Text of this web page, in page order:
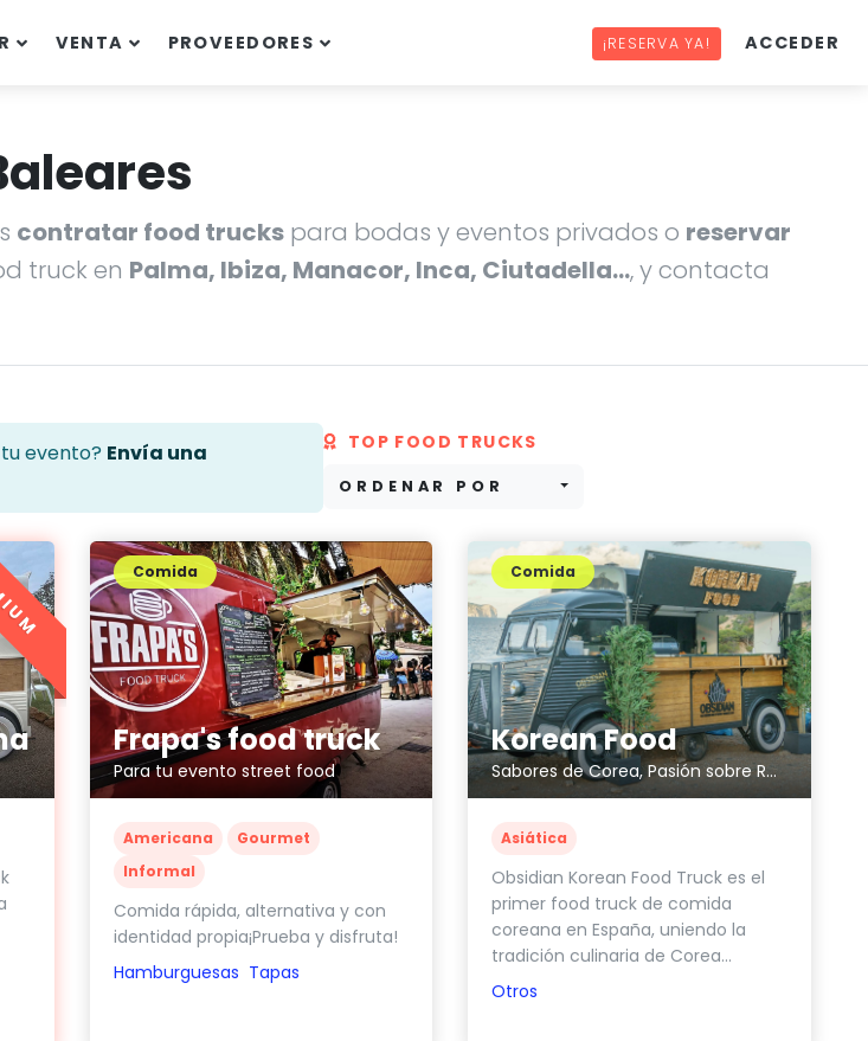
VENTA PROVEEDORES ¡RESERVA YA! ACCEDER
contratar food trucks para bodas y eventos privados o reservar
truck en Palma, Ibiza, Manacor, Inca, Ciutadella…, y contacta
evento? Envía una
TOP FOOD TRUCKS
ORDENAR POR
Frapa's food truck
Para tu evento street food
Comida
Americana
Gourmet
Informal
Comida rápida, alternativa y con
identidad propia¡Prueba y disfruta!
Hamburguesas Tapas
Korean Food
Sabores de Corea, Pasión sobre Ruedas
Comida
Asiática
Obsidian Korean Food Truck es el
primer food truck de comida
coreana en España, uniendo la
tradición culinaria de Corea...
Otros